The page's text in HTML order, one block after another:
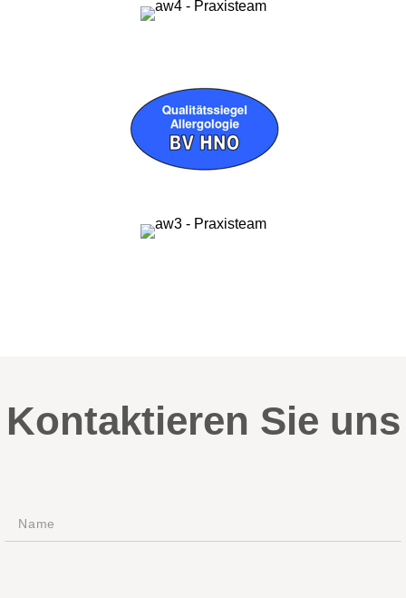
Kontaktieren Sie uns